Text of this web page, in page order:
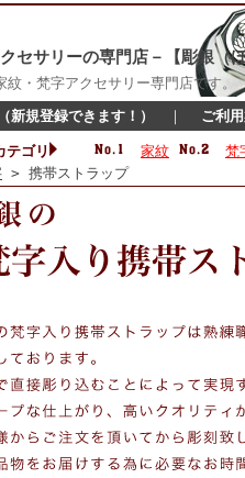
セサリーの専門店－【彫銀
紋・梵字アクセサリー専門店です。
新規登録できます！） ｜ ご利
テゴリ 家紋 梵
> 携帯ストラップ